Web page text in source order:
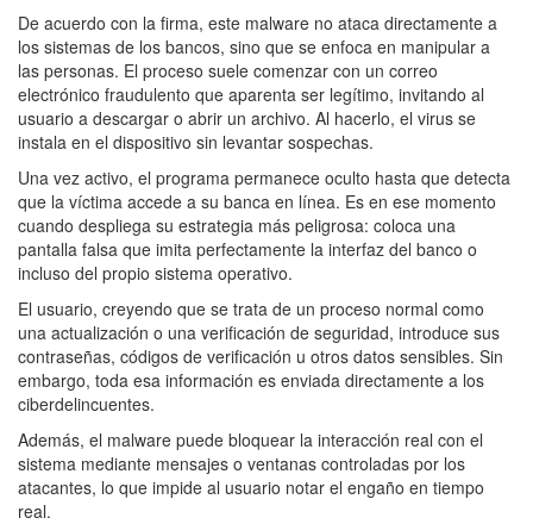
De acuerdo con la firma, este malware no ataca directamente a
los sistemas de los bancos, sino que se enfoca en manipular a
las personas. El proceso suele comenzar con un correo
electrónico fraudulento que aparenta ser legítimo, invitando al
usuario a descargar o abrir un archivo. Al hacerlo, el virus se
instala en el dispositivo sin levantar sospechas.
Una vez activo, el programa permanece oculto hasta que detecta
que la víctima accede a su banca en línea. Es en ese momento
cuando despliega su estrategia más peligrosa: coloca una
pantalla falsa que imita perfectamente la interfaz del banco o
incluso del propio sistema operativo.
El usuario, creyendo que se trata de un proceso normal como
una actualización o una verificación de seguridad, introduce sus
contraseñas, códigos de verificación u otros datos sensibles. Sin
embargo, toda esa información es enviada directamente a los
ciberdelincuentes.
Además, el malware puede bloquear la interacción real con el
sistema mediante mensajes o ventanas controladas por los
atacantes, lo que impide al usuario notar el engaño en tiempo
real.